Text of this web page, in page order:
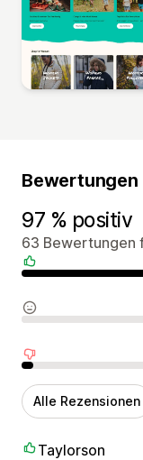
Bewertungen
97 % positiv
63 Bewertungen
Positive
Neutrale
Negative
Alle Rezensionen
Taylorson